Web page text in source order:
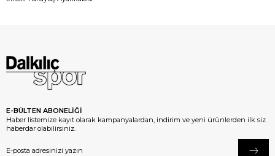
E-BÜLTEN ABONELİĞİ
Haber listemize kayıt olarak kampanyalardan, indirim ve yeni ürünlerden ilk siz
haberdar olabilirsiniz.